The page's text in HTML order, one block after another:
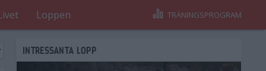
Loppen TRÄNINGSPROGRAM
INTRESSANTA LOPP